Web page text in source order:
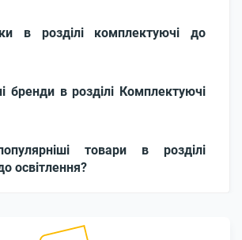
в розділі комплектуючі до
бренди в розділі Комплектуючі
товари в розділі
освітлення?